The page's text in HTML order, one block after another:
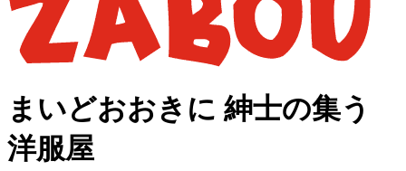
まいどおおきに 紳士の集う
洋服屋